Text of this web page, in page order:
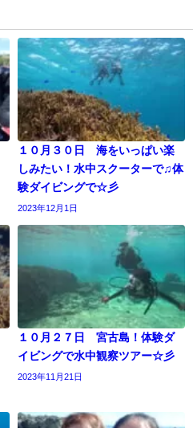
１０月３０日 海をいっぱい楽
しみたい！水中スクーターで♫体
験ダイビングで☆彡
2023年12月1日
１０月２７日 宮古島！体験ダ
イビングで水中観察ツアー☆彡
2023年11月21日